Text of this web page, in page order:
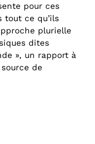
pour ces
tout ce qu’ils
plurielle
dites
», un rapport à
de